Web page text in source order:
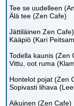
Tee se uudelleen
Älä tee (Zen Cafe)
Jättiläinen Zen Cafe)
Kääpiö (Kari
Todella kaunis (Zen
Vittu, oot ruma
Hontelot pojat (Zen
Sopivasti lihava
Aikuinen (Zen Cafe)